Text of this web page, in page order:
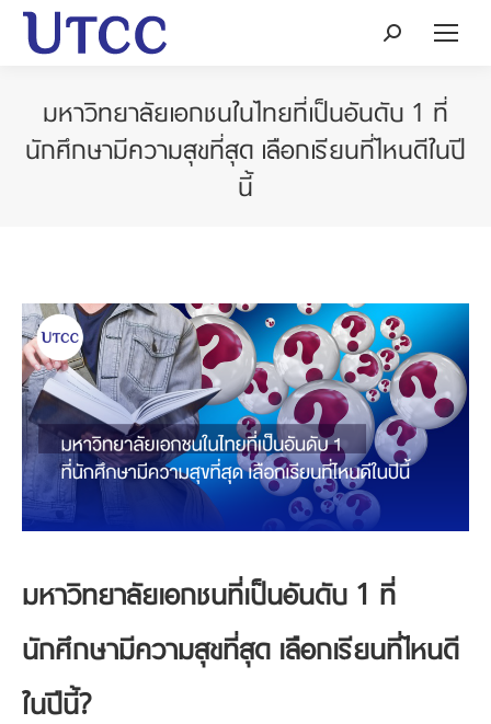
Search:
มหาวิทยาลัยเอกชนในไทยที่เป็นอันดับ 1 ที่
นักศึกษามีความสุขที่สุด เลือกเรียนที่ไหนดีในปี
นี้
มหาวิทยาลัยเอกชนที่เป็นอันดับ 1 ที่
นักศึกษามีความสุขที่สุด เลือกเรียนที่ไหนดี
ในปีนี้?